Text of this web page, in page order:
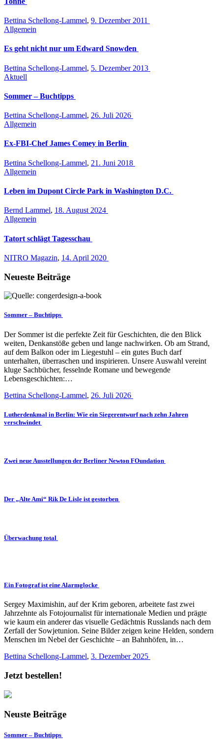
Bettina Schellong-Lammel, 9. Dezember 2011
Allgemein
Es geht nicht nur um Edward Snowden
Bettina Schellong-Lammel, 5. Dezember 2013
Aktuell
Sommer – Buchtipps
Bettina Schellong-Lammel, 26. Juli 2026
Allgemein
Ex-FBI-Chef James Comey in Berlin
Bettina Schellong-Lammel, 21. Juni 2018
Allgemein
Leben im Dupont Circle Park in Washington D.C.
Bernd Lammel, 18. August 2024
Allgemein
Tatort schlägt Tagesschau
NITRO Magazin, 14. April 2020
Neueste Beiträge
Sommer – Buchtipps
Der Sommer ist die perfekte Zeit für Geschichten, die den Blick
weiten, Denkanstöße geben und lange nachwirken. Ob am Strand,
auf dem Balkon oder im Liegestuhl – ein gutes Buch darf
unterhalten, überraschen und inspirieren. Unsere Auswahl vereint
kluge Sachbücher, fesselnde Romane und bewegende
Lebensgeschichten:…
Bettina Schellong-Lammel, 26. Juli 2026
Lutherdenkmal in Berlin: Wie ein Siegerentwurf nach zehn Jahren
verschwindet
Zwei neue Ausstellungen der Berliner Newton FOundation
Der „Alte Ami“ Rik De Lisle ist gestorben
Überwachung total
Ein Fotograf ist eine Alarmglocke
Sergey Maximishin, auf der Krim geboren, arbeitete fast zwei
Jahrzehnte als Fotojournalist für internationale Medien und prägte
wie kaum ein anderer das visuelle Gedächtnis Russlands nach dem
Zerfall der Sowjetunion. Seine Bilder zeigen keine Helden, sondern
Menschen im Nebel der Geschichte – an Bahnhöfen, in…
Bettina Schellong-Lammel, 3. Dezember 2025
Jetzt bestellen!
Neuste Beiträge
Sommer – Buchtipps